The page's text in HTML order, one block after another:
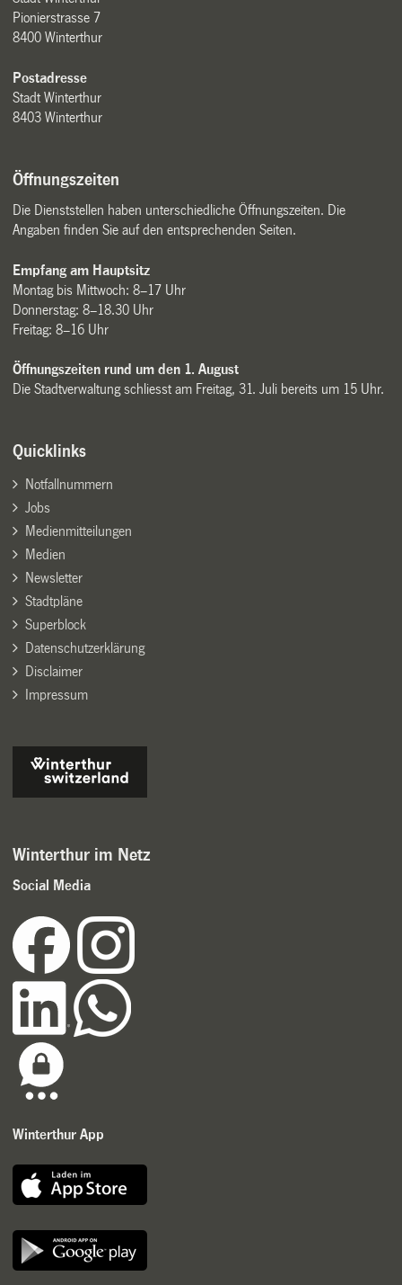
Pionierstrasse 7
8400 Winterthur
Postadresse
Stadt Winterthur
8403 Winterthur
Öffnungszeiten
Die Dienststellen haben unterschiedliche Öffnungszeiten. Die
Angaben finden Sie auf den entsprechenden Seiten.
Empfang am Hauptsitz
Montag bis Mittwoch: 8–17 Uhr
Donnerstag: 8–18.30 Uhr
Freitag: 8–16 Uhr
Öffnungszeiten rund um den 1. August
Die Stadtverwaltung schliesst am Freitag, 31. Juli bereits um 15 Uhr.
Quicklinks
Notfallnummern
Jobs
Medienmitteilungen
Medien
Newsletter
Stadtpläne
Superblock
Datenschutzerklärung
Disclaimer
Impressum
Winterthur im Netz
Social Media
Winterthur App